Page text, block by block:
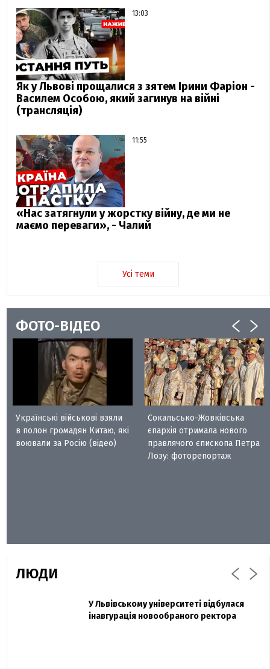
13:03
Як у Львові прощалися з зятем Ірини Фаріон -
Василем Особою, який загинув на війні
(трансляція)
11:55
«Нас затягнули у жорстку війну, де ми не
маємо переваги», - Чалий
Усі теми
ФОТО-ВІДЕО
Українські військові взяли
в полон громадян Китаю, які
воювали за Росію (відео)
Сокальсько-Жовківська
єпархія отримала нового
правлячого єпископа Петра
Лозу: фоторепортаж
ЛЮДИ
Павло Дак
«Час не лікує, лише притуплює біль»:
Захисник "Азовсталі" Діанов вдруге
одружився та показав фото з весілля
У Львівському університеті відбулася
інавгурація новообраного ректора